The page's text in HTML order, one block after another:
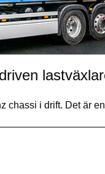
chassi i drift. Det är